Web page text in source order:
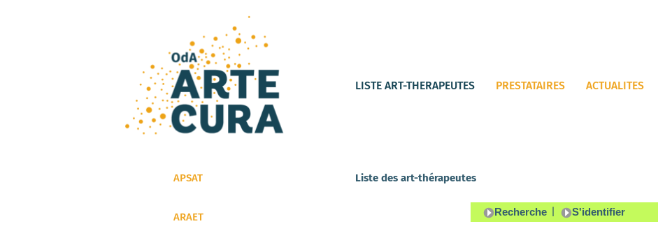
LISTE ART-THERAPEUTES PRESTATAIRES ACTUALITES
APSAT
ARAET
Liste des art-thérapeutes